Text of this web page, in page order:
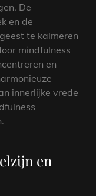
De
en de
te kalmeren
mindfulness
en
innerlijke vrede
en